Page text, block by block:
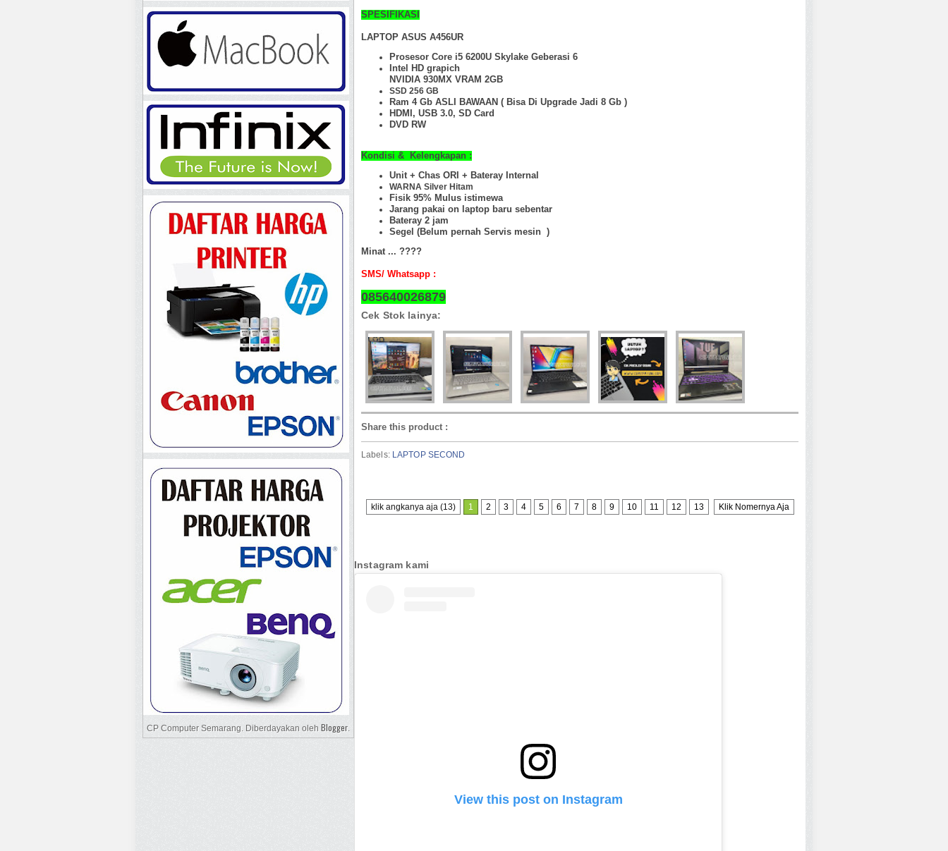
SPESIFIKASI
LAPTOP ASUS A456UR
Prosesor Core i5 6200U Skylake Geberasi 6
Intel HD grapich
NVIDIA 930MX VRAM 2GB
SSD 256 GB
Ram 4 Gb ASLI BAWAAN ( Bisa Di Upgrade Jadi 8 Gb )
HDMI, USB 3.0, SD Card
DVD RW
Kondisi & Kelengkapan :
Unit + Chas ORI + Bateray Internal
WARNA Silver Hitam
Fisik 95% Mulus istimewa
Jarang pakai on laptop baru sebentar
Bateray 2 jam
Segel (Belum pernah Servis mesin )
Minat ... ????
SMS/ Whatsapp :
085640026879
Cek Stok lainya:
Share this product :
Labels: LAPTOP SECOND
klik angkanya aja (13) 1 2 3 4 5 6 7 8 9 10 11 12 13 Klik Nomernya Aja
Instagram kami
View this post on Instagram
CP Computer Semarang. Diberdayakan oleh Blogger.